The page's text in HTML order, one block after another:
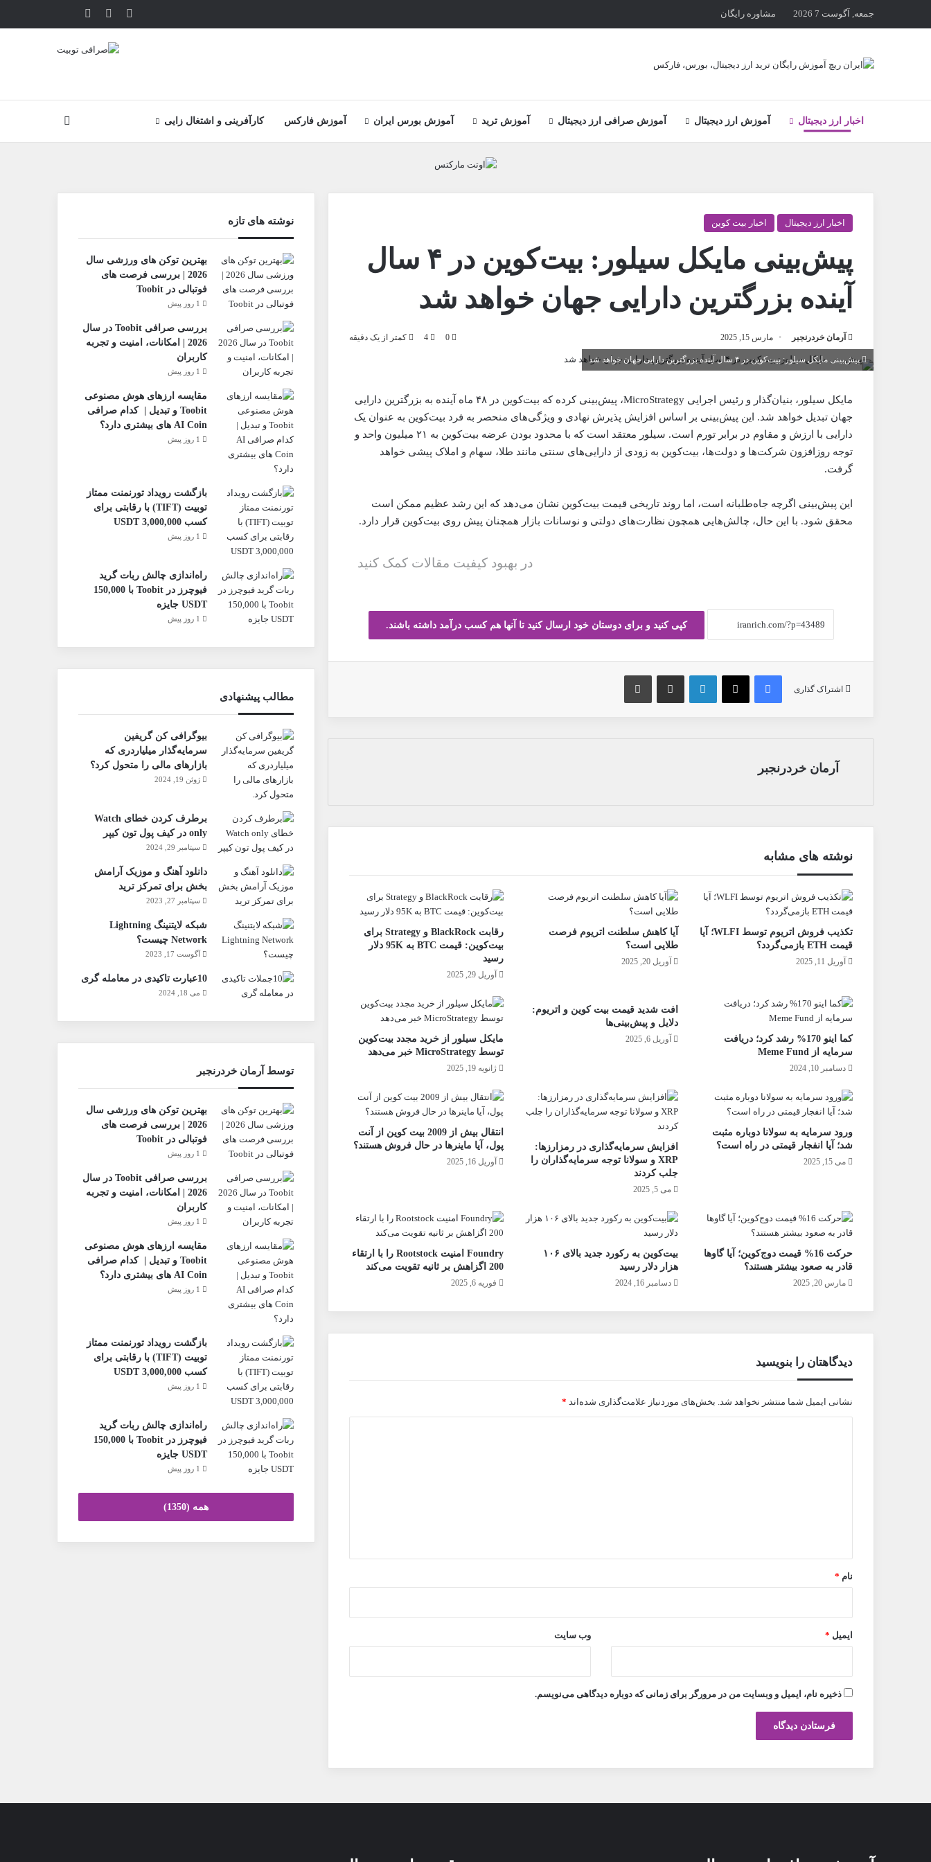
جمعه, آگوست 7 2026 مشاوره رایگان یوتیوبتلگرامخوراک
اخبار ارز دیجیتال آموزش ارز دیجیتال آموزش صرافی ارز دیجیتال آموزش ترید آموزش بورس ایران آموزش فارکس کارآفرینی و اشتغال زایی جستجو
اخبار ارز دیجیتال اخبار بیت کوین
پیش‌بینی مایکل سیلور: بیت‌کوین در ۴ سال
آینده بزرگترین دارایی جهان خواهد شد
آرمان خردرنجبر مارس 15, 2025 0
4 کمتر از یک دقیقه
پیش‌بینی مایکل سیلور: بیت‌کوین در ۴ سال آینده بزرگترین دارایی جهان خواهد شد
مایکل سیلور، بنیان‌گذار و رئیس اجرایی MicroStrategy، پیش‌بینی کرده که بیت‌کوین در ۴۸ ماه آینده به بزرگترین دارایی
جهان تبدیل خواهد شد. این پیش‌بینی بر اساس افزایش پذیرش نهادی و ویژگی‌های منحصر به فرد بیت‌کوین به عنوان یک
دارایی با ارزش و مقاوم در برابر تورم است. سیلور معتقد است که با محدود بودن عرضه بیت‌کوین به ۲۱ میلیون واحد و
توجه روزافزون شرکت‌ها و دولت‌ها، بیت‌کوین به زودی از دارایی‌های سنتی مانند طلا، سهام و املاک پیشی خواهد
گرفت.
این پیش‌بینی اگرچه جاه‌طلبانه است، اما روند تاریخی قیمت بیت‌کوین نشان می‌دهد که این رشد عظیم ممکن است
محقق شود. با این حال، چالش‌هایی همچون نظارت‌های دولتی و نوسانات بازار همچنان پیش روی بیت‌کوین قرار دارد.
در بهبود کیفیت مقالات کمک کنید
کپی کنید و برای دوستان خود ارسال کنید تا آنها هم کسب درآمد داشته باشند.
اشتراک گذاری
فیس بوک X لینکدین ارسال ایمیل چاپ
آرمان خردرنجبر
نوشته های مشابه
تکذیب فروش اتریوم توسط WLFI؛ آیا
قیمت ETH بازمی‌گردد؟
آوریل 11, 2025
آیا کاهش سلطنت اتریوم فرصت
طلایی است؟
آوریل 20, 2025
رقابت BlackRock و Strategy برای
بیت‌کوین: قیمت BTC به 95K دلار
رسید
آوریل 29, 2025
کما اینو 170% رشد کرد؛ دریافت
سرمایه از Meme Fund
دسامبر 10, 2024
افت شدید قیمت بیت کوین و اتریوم:
دلایل و پیش‌بینی‌ها
آوریل 6, 2025
مایکل سیلور از خرید مجدد بیت‌کوین
توسط MicroStrategy خبر می‌دهد
ژانویه 19, 2025
ورود سرمایه به سولانا دوباره مثبت
شد؛ آیا انفجار قیمتی در راه است؟
می 15, 2025
افزایش سرمایه‌گذاری در رمزارزها:
XRP و سولانا توجه سرمایه‌گذاران را
جلب کردند
می 5, 2025
انتقال بیش از 2009 بیت کوین از آنت
پول، آیا ماینرها در حال فروش هستند؟
آوریل 16, 2025
حرکت 16% قیمت دوج‌کوین؛ آیا گاوها
قادر به صعود بیشتر هستند؟
مارس 20, 2025
بیت‌کوین به رکورد جدید بالای ۱۰۶
هزار دلار رسید
دسامبر 16, 2024
Foundry امنیت Rootstock را با ارتقاء
200 اگزاهش بر ثانیه تقویت می‌کند
فوریه 6, 2025
دیدگاهتان را بنویسید
نشانی ایمیل شما منتشر نخواهد شد. بخش‌های موردنیاز علامت‌گذاری شده‌اند *
نام *
ایمیل * وب‌ سایت
ذخیره نام، ایمیل و وبسایت من در مرورگر برای زمانی که دوباره دیدگاهی می‌نویسم.
نوشته های تازه
بهترین توکن های ورزشی سال
2026 | بررسی فرصت های
فوتبالی در Toobit
1 روز پیش
بررسی صرافی Toobit در سال
2026 | امکانات، امنیت و تجربه
کاربران
1 روز پیش
مقایسه ارزهای هوش مصنوعی
Toobit و تبدیل | کدام صرافی
AI Coin های بیشتری دارد؟
1 روز پیش
بازگشت رویداد تورنمنت ممتاز
تو‌بیت (TIFT) با رقابتی برای
کسب 3,000,000 USDT
1 روز پیش
راه‌اندازی چالش ربات گرید
فیوچرز در Toobit با 150,000
USDT جایزه
1 روز پیش
مطالب پیشنهادی
بیوگرافی کن گریفین
سرمایه‌گذار میلیاردری که
بازارهای مالی را متحول کرد؟
ژوئن 19, 2024
برطرف کردن خطای Watch
only در کیف پول تون کیپر
سپتامبر 29, 2024
دانلود آهنگ و موزیک آرامش
بخش برای تمرکز ترید
سپتامبر 27, 2023
شبکه لایتنینگ Lightning
Network چیست؟
آگوست 17, 2023
10عبارت تاکیدی در معامله گری
می 18, 2024
توسط آرمان خردرنجبر
بهترین توکن های ورزشی سال
2026 | بررسی فرصت های
فوتبالی در Toobit
1 روز پیش
بررسی صرافی Toobit در سال
2026 | امکانات، امنیت و تجربه
کاربران
1 روز پیش
مقایسه ارزهای هوش مصنوعی
Toobit و تبدیل | کدام صرافی
AI Coin های بیشتری دارد؟
1 روز پیش
بازگشت رویداد تورنمنت ممتاز
تو‌بیت (TIFT) با رقابتی برای
کسب 3,000,000 USDT
1 روز پیش
راه‌اندازی چالش ربات گرید
فیوچرز در Toobit با 150,000
USDT جایزه
1 روز پیش
همه (1350)